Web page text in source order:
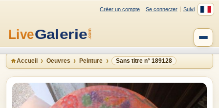
Créer un compte Se connecter Suivi
Accueil Oeuvres Peinture Sans titre n° 189128